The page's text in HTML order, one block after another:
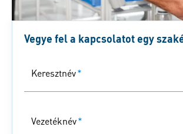
Vegye fel a kapcsolatot egy
Keresztnév*
Vezetéknév*